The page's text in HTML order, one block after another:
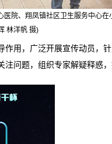
院、翔凤镇社区卫生服务中心
林洋帆 摄)
用，广泛开展宣传动员，针
问题，组织专家解疑释惑，